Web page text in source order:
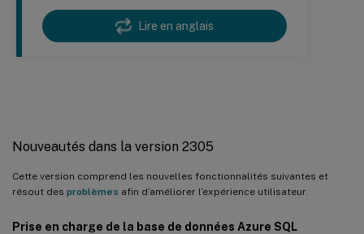
Lire en anglais
Nouveautés dans la version 2305
Cette version comprend les nouvelles fonctionnalités suivantes et
résout des problèmes afin d’améliorer l’expérience utilisateur.
Prise en charge de la base de données Azure SQL